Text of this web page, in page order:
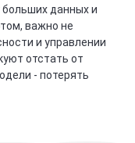
данных и
важно не
и управлении
отстать от
- потерять